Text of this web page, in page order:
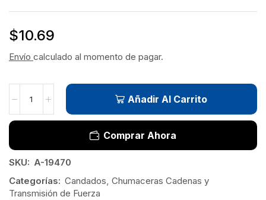
$10.69
Envío calculado al momento de pagar.
Añadir Al Carrito
Comprar Ahora
SKU: A-19470
Categorías: Candados, Chumaceras Cadenas y
Transmisión de Fuerza